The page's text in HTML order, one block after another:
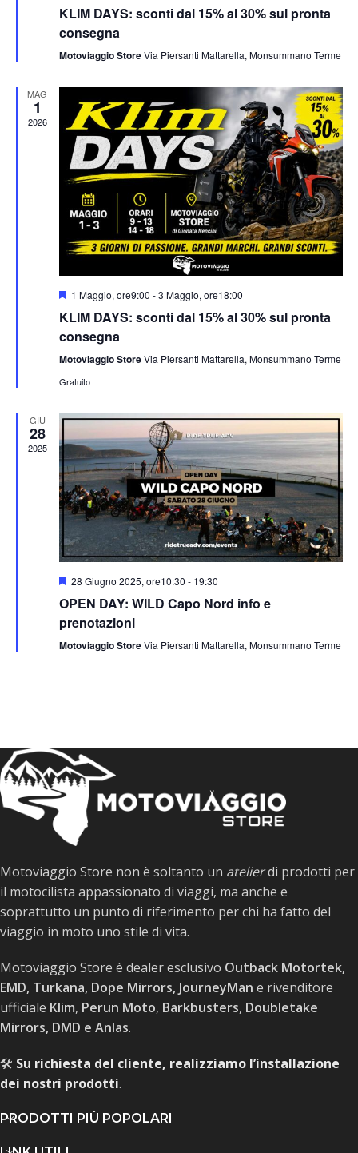
KLIM DAYS: sconti dal 15% al 30% sul pronta
consegna
Motoviaggio StoreVia Piersanti Mattarella, Monsummano Terme
MAG
1
2026
Segnalati
1 Maggio, ore9:00 -3 Maggio, ore18:00
KLIM DAYS: sconti dal 15% al 30% sul pronta
consegna
Motoviaggio StoreVia Piersanti Mattarella, Monsummano Terme
Gratuito
GIU
28
2025
Segnalati
28 Giugno 2025, ore10:30 - 19:30
OPEN DAY: WILD Capo Nord info e
prenotazioni
Motoviaggio StoreVia Piersanti Mattarella, Monsummano Terme
Motoviaggio Store non è soltanto un atelierdi prodotti per
il motocilista appassionato di viaggi, ma anche e
soprattutto un punto di riferimento per chi ha fatto del
viaggio in moto uno stile di vita.
Motoviaggio Store è dealer esclusivo Outback Motortek,
EMD, Turkana, Dope Mirrors, JourneyMan e rivenditore
ufficiale Klim, Perun Moto, Barkbusters, Doubletake
Mirrors, DMD e Anlas.
🛠️ Su richiesta del cliente, realizziamo l’installazione
dei nostri prodotti.
PRODOTTI PIÙ POPOLARI